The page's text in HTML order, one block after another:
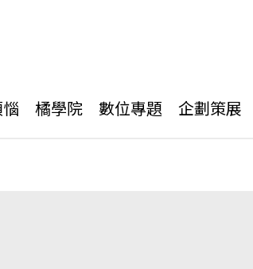
橘學院 數位專題 企劃策展